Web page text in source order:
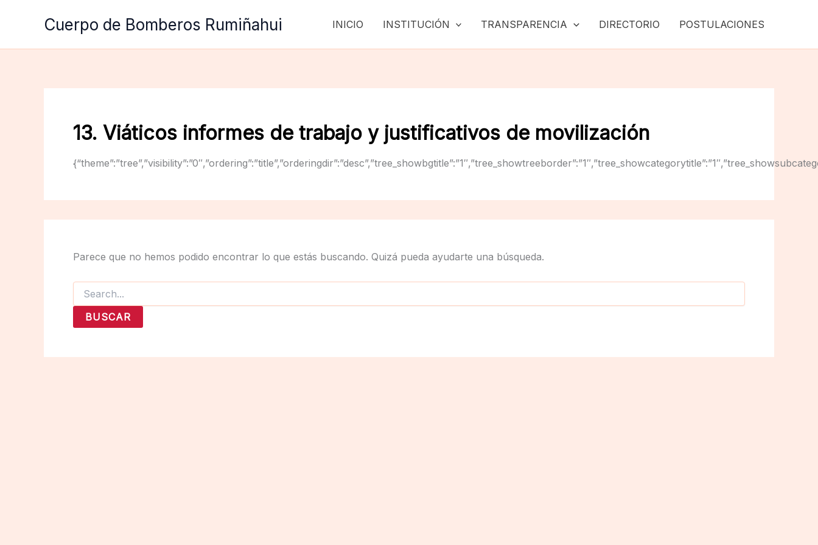
Cuerpo de Bomberos Rumiñahui INICIO INSTITUCIÓN TRANSPARENCIA DIRECTORIO POSTULACIONES
13. Viáticos informes de trabajo y justificativos de movilización
Parece que no hemos podido encontrar lo que estás buscando. Quizá pueda ayudarte una búsqueda.
Buscar
por: